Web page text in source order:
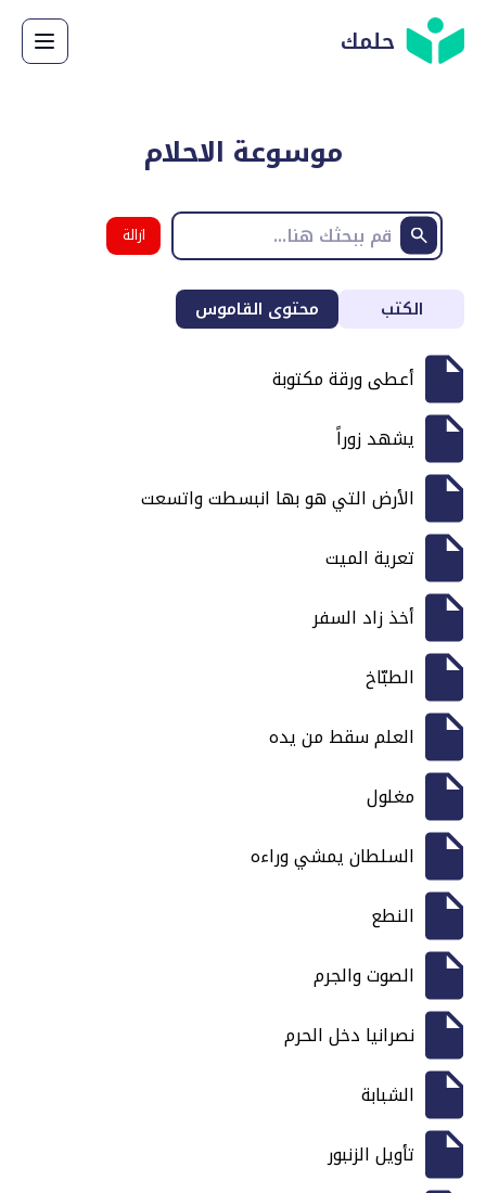
حلمك
موسوعة الاحلام
ازالة
البحث
الكتب محتوى القاموس
أعطى ورقة مكتوبة
يشهد زوراً
الأرض التي هو بها انبسطت واتسعت
تعرية الميت
أخذ زاد السفر
الطبّاخ
العلم سقط من يده
مغلول
السلطان يمشي وراءه
النطع
الصوت والجرم
نصرانيا دخل الحرم
الشبابة
تأويل الزنبور